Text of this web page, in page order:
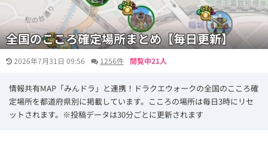
全国のこころ確定場所まとめ【毎日更新】
2026年7月31日 09:56 1256件 閲覧中21人
情報共有MAP「みんドラ」と連携！ドラクエウォークの全国のこころ確
定場所を都道府県別に掲載しています。こころの場所は毎日3時にリセ
ットされます。※投稿データは30分ごとに更新されます